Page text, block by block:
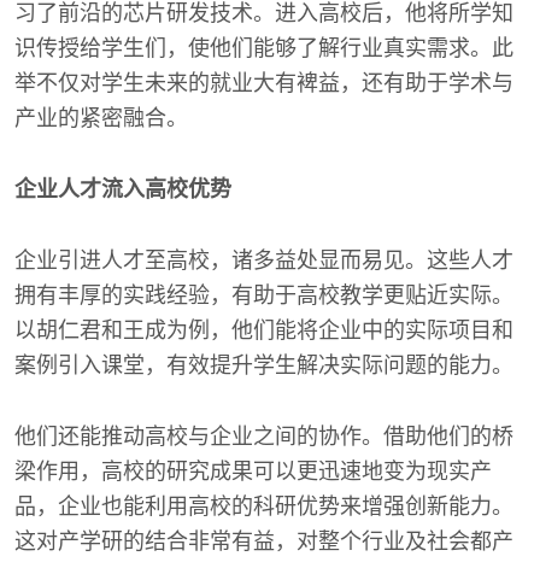
习了前沿的芯片研发技术。进入高校后，他将所学知
识传授给学生们，使他们能够了解行业真实需求。此
举不仅对学生未来的就业大有裨益，还有助于学术与
产业的紧密融合。
企业人才流入高校优势
企业引进人才至高校，诸多益处显而易见。这些人才
拥有丰厚的实践经验，有助于高校教学更贴近实际。
以胡仁君和王成为例，他们能将企业中的实际项目和
案例引入课堂，有效提升学生解决实际问题的能力。
他们还能推动高校与企业之间的协作。借助他们的桥
梁作用，高校的研究成果可以更迅速地变为现实产
品，企业也能利用高校的科研优势来增强创新能力。
这对产学研的结合非常有益，对整个行业及社会都产